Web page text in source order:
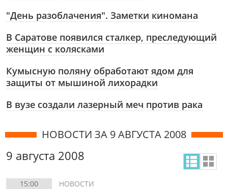
"День разоблачения". Заметки киномана
В Саратове появился сталкер, преследующий
женщин с колясками
Кумысную поляну обработают ядом для
защиты от мышиной лихорадки
В вузе создали лазерный меч против рака
НОВОСТИ ЗА 9 АВГУСТА 2008
9 августа 2008
15:00 НОВОСТИ